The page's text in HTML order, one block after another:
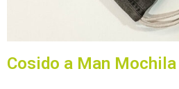
Cosido a Man